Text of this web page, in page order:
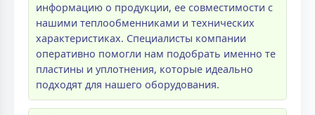
информацию о продукции, ее совместимости с
нашими теплообменниками и технических
характеристиках. Специалисты компании
оперативно помогли нам подобрать именно те
пластины и уплотнения, которые идеально
подходят для нашего оборудования.